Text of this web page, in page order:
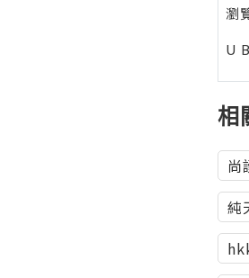
瀏
U
相
尚
純